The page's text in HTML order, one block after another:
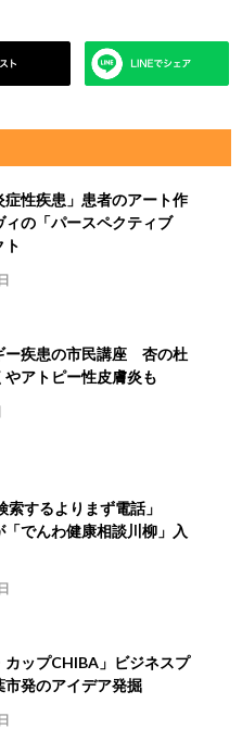
症性疾患」患者のアート作
の「パースペクティブ
ト
ー疾患の市民講座 杏の杜
やアトピー性皮膚炎も
検索するよりまず電話」
「でんわ健康相談川柳」入
カップCHIBA」ビジネスプ
発のアイデア発掘